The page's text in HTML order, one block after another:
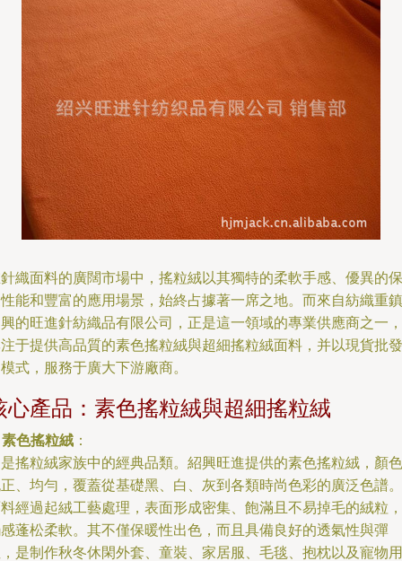
織面料的廣闊市場中，搖粒絨以其獨特的柔軟手感、優異的保
能和豐富的應用場景，始終占據著一席之地。而來自紡織重鎮
的旺進針紡織品有限公司，正是這一領域的專業供應商之一，
于提供高品質的素色搖粒絨與超細搖粒絨面料，并以現貨批發
式，服務于廣大下游廠商。
心產品：素色搖粒絨與超細搖粒絨
素色搖粒絨 ：
搖粒絨家族中的經典品類。紹興旺進提供的素色搖粒絨，顏色
、均勻，覆蓋從基礎黑、白、灰到各類時尚色彩的廣泛色譜。
經過起絨工藝處理，表面形成密集、飽滿且不易掉毛的絨粒，
蓬松柔軟。其不僅保暖性出色，而且具備良好的透氣性與彈
是制作秋冬休閑外套、童裝、家居服、毛毯、抱枕以及寵物用